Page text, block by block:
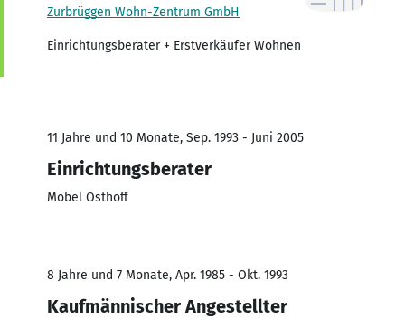
Zurbrüggen Wohn-Zentrum GmbH
Einrichtungsberater + Erstverkäufer Wohnen
11 Jahre und 10 Monate, Sep. 1993 - Juni 2005
Einrichtungsberater
Möbel Osthoff
8 Jahre und 7 Monate, Apr. 1985 - Okt. 1993
Kaufmännischer Angestellter